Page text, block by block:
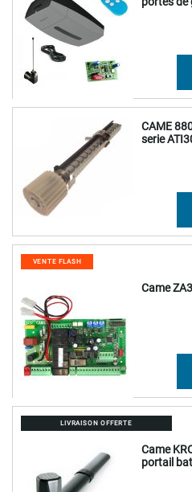
322,92 €
269,10 €
CAME
serie
160,62 €
133,85 €
VENTE FLASH
Came
179,17 €
149,31 €
LIVRAISON OFFERTE
Came
portail